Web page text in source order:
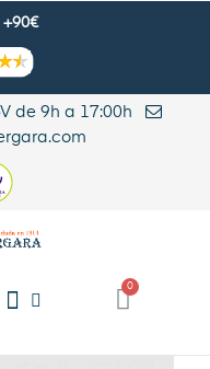
+90€
de 9h a 17:00h